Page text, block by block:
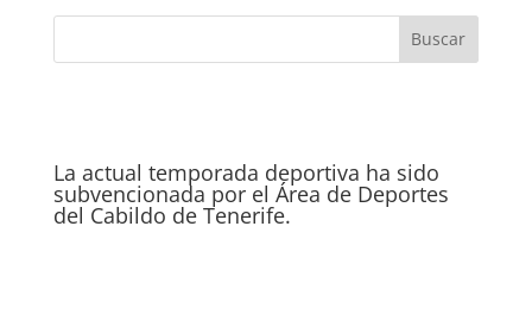
La actual temporada deportiva ha sido
subvencionada por el Área de Deportes
del Cabildo de Tenerife.